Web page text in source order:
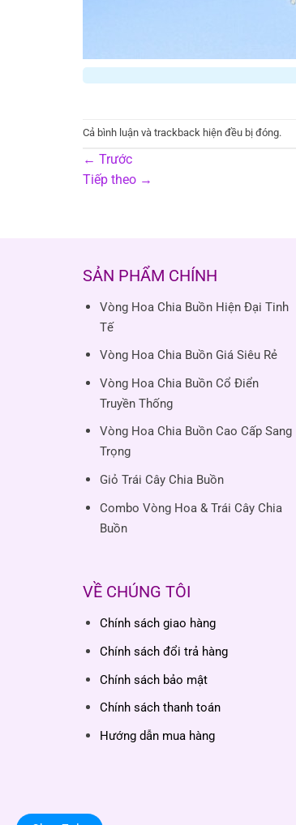
Cả bình luận và trackback hiện đều bị đóng.
← Trước
Tiếp theo →
SẢN PHẨM CHÍNH
Vòng Hoa Chia Buồn Hiện Đại Tinh
Tế
Vòng Hoa Chia Buồn Giá Siêu Rẻ
Vòng Hoa Chia Buồn Cổ Điển
Truyền Thống
Vòng Hoa Chia Buồn Cao Cấp Sang
Trọng
Giỏ Trái Cây Chia Buồn
Combo Vòng Hoa & Trái Cây Chia
Buồn
VỀ CHÚNG TÔI
Chính sách giao hàng
Chính sách đổi trả hàng
Chính sách bảo mật
Chính sách thanh toán
Hướng dẫn mua hàng